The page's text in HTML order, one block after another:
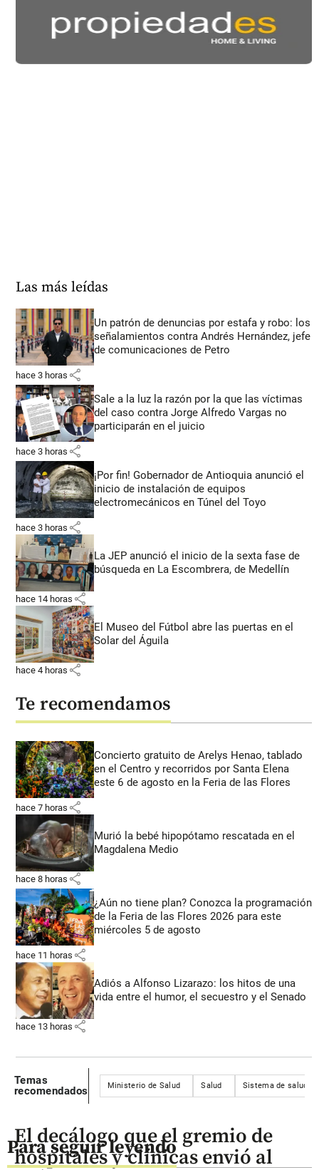
Las más leídas
Un patrón de denuncias por estafa y robo: los
señalamientos contra Andrés Hernández, jefe
de comunicaciones de Petro
hace 3 horas share
Sale a la luz la razón por la que las víctimas
del caso contra Jorge Alfredo Vargas no
participarán en el juicio
hace 3 horas share
¡Por fin! Gobernador de Antioquia anunció el
inicio de instalación de equipos
electromecánicos en Túnel del Toyo
hace 3 horas share
La JEP anunció el inicio de la sexta fase de
búsqueda en La Escombrera, de Medellín
hace 14 horas share
El Museo del Fútbol abre las puertas en el
Solar del Águila
hace 4 horas share
Te recomendamos
Concierto gratuito de Arelys Henao, tablado
en el Centro y recorridos por Santa Elena
este 6 de agosto en la Feria de las Flores
hace 7 horas share
Murió la bebé hipopótamo rescatada en el
Magdalena Medio
hace 8 horas share
¿Aún no tiene plan? Conozca la programación
de la Feria de las Flores 2026 para este
miércoles 5 de agosto
hace 11 horas share
Adiós a Alfonso Lizarazo: los hitos de una
vida entre el humor, el secuestro y el Senado
hace 13 horas share
Temas
recomendados
Ministerio de Salud Salud Sistema de salud
Para seguir leyendo
El decálogo que el gremio de
hospitales y clínicas envió al